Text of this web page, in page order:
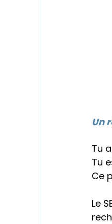
Un
Tu
Tu
Ce
Le